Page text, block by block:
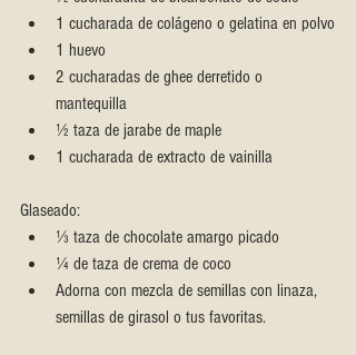
1 cucharada de colágeno o gelatina en polvo
1 huevo
2 cucharadas de ghee derretido o
mantequilla
½ taza de jarabe de maple
1 cucharada de extracto de vainilla
Glaseado:
⅓ taza de chocolate amargo picado
¼ de taza de crema de coco
Adorna con mezcla de semillas con linaza,
semillas de girasol o tus favoritas.